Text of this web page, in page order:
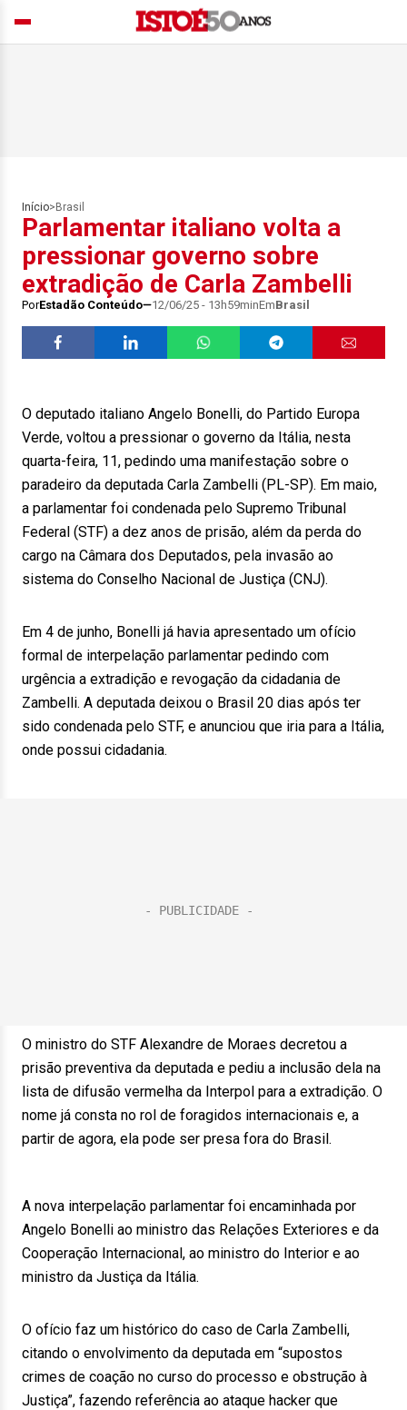
Início> Brasil
Parlamentar italiano volta a
pressionar governo sobre
extradição de Carla Zambelli
PorEstadão Conteúdo 12/06/25 - 13h59minEmBrasil
O deputado italiano Angelo Bonelli, do Partido Europa
Verde, voltou a pressionar o governo da Itália, nesta
quarta-feira, 11, pedindo uma manifestação sobre o
paradeiro da deputada Carla Zambelli (PL-SP). Em maio,
a parlamentar foi condenada pelo Supremo Tribunal
Federal (STF) a dez anos de prisão, além da perda do
cargo na Câmara dos Deputados, pela invasão ao
sistema do Conselho Nacional de Justiça (CNJ).
Em 4 de junho, Bonelli já havia apresentado um ofício
formal de interpelação parlamentar pedindo com
urgência a extradição e revogação da cidadania de
Zambelli. A deputada deixou o Brasil 20 dias após ter
sido condenada pelo STF, e anunciou que iria para a Itália,
onde possui cidadania.
O ministro do STF Alexandre de Moraes decretou a
prisão preventiva da deputada e pediu a inclusão dela na
lista de difusão vermelha da Interpol para a extradição. O
nome já consta no rol de foragidos internacionais e, a
partir de agora, ela pode ser presa fora do Brasil.
A nova interpelação parlamentar foi encaminhada por
Angelo Bonelli ao ministro das Relações Exteriores e da
Cooperação Internacional, ao ministro do Interior e ao
ministro da Justiça da Itália.
O ofício faz um histórico do caso de Carla Zambelli,
citando o envolvimento da deputada em “supostos
crimes de coação no curso do processo e obstrução à
Justiça”, fazendo referência ao ataque hacker que